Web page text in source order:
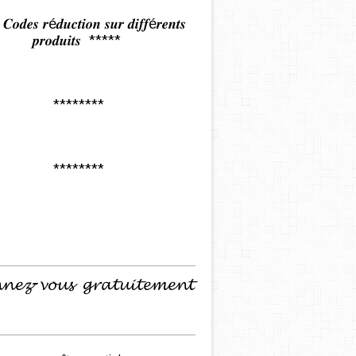
𝒓é𝒅𝒖𝒄𝒕𝒊𝒐𝒏 𝒔𝒖𝒓 𝒅𝒊𝒇𝒇é𝒓𝒆𝒏𝒕𝒔
𝒑𝒓𝒐𝒅𝒖𝒊𝒕𝒔 *****
********
********
𝓿𝓸𝓾𝓼 𝓰𝓻𝓪𝓽𝓾𝓲𝓽𝓮𝓶𝓮𝓷𝓽